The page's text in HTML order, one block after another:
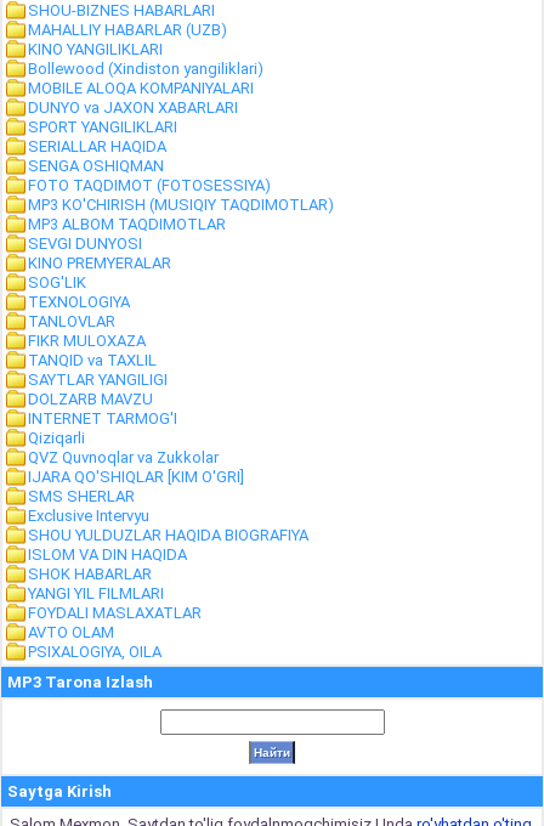
SHOU-BIZNES HABARLARI
MAHALLIY HABARLAR (UZB)
KINO YANGILIKLARI
Bollewood (Xindiston yangiliklari)
MOBILE ALOQA KOMPANIYALARI
DUNYO va JAXON XABARLARI
SPORT YANGILIKLARI
SERIALLAR HAQIDA
SENGA OSHIQMAN
FOTO TAQDIMOT (FOTOSESSIYA)
MP3 KO'CHIRISH (MUSIQIY TAQDIMOTLAR)
MP3 ALBOM TAQDIMOTLAR
SEVGI DUNYOSI
KINO PREMYERALAR
SOG'LIK
TEXNOLOGIYA
TANLOVLAR
FIKR MULOXAZA
TANQID va TAXLIL
SAYTLAR YANGILIGI
DOLZARB MAVZU
INTERNET TARMOG'I
Qiziqarli
QVZ Quvnoqlar va Zukkolar
IJARA QO'SHIQLAR [KIM O'GRI]
SMS SHERLAR
Exclusive Intervyu
SHOU YULDUZLAR HAQIDA BIOGRAFIYA
ISLOM VA DIN HAQIDA
SHOK HABARLAR
YANGI YIL FILMLARI
FOYDALI MASLAXATLAR
AVTO OLAM
PSIXALOGIYA, OILA
MP3 Tarona Izlash
Saytga Kirish